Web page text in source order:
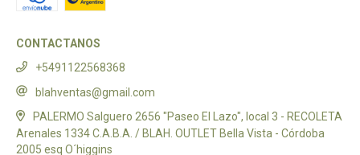
CONTACTANOS
+5491122568368
blahventas@gmail.com
PALERMO Salguero 2656 "Paseo El Lazo", local 3 - RECOLETA
Arenales 1334 C.A.B.A. / BLAH. OUTLET Bella Vista - Córdoba
2005 esq O´higgins